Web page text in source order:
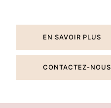
EN SAVOIR PLUS
CONTACTEZ-NOUS